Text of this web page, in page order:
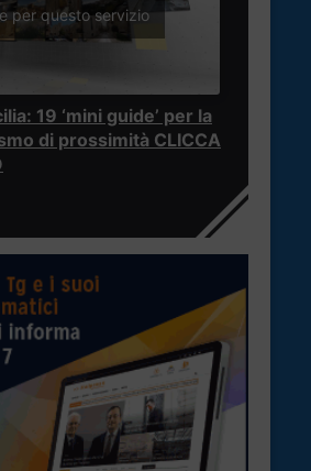
per questo servizio
19 ‘mini guide’ per la
di prossimità CLICCA